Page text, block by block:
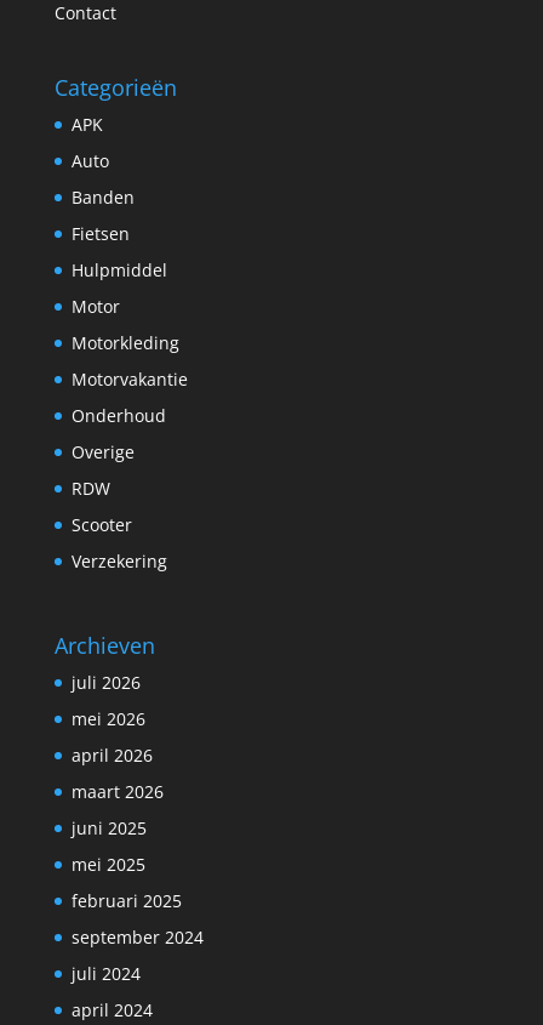
Contact
Categorieën
APK
Auto
Banden
Fietsen
Hulpmiddel
Motor
Motorkleding
Motorvakantie
Onderhoud
Overige
RDW
Scooter
Verzekering
Archieven
juli 2026
mei 2026
april 2026
maart 2026
juni 2025
mei 2025
februari 2025
september 2024
juli 2024
april 2024